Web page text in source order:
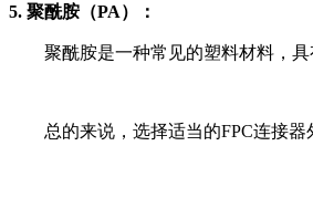
5. 聚酰胺（PA）：
聚酰胺是一种常见的塑料材料，
总的来说，选择适当的FPC连接